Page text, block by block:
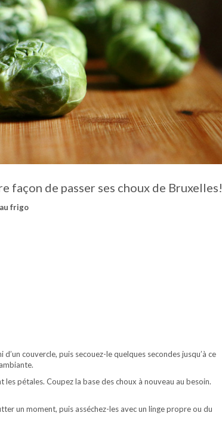
façon de passer ses choux de Bruxelles!
frigo
couvercle, puis secouez-le quelques secondes jusqu’à ce
pétales. Coupez la base des choux à nouveau au besoin.
un moment, puis asséchez-les avec un linge propre ou du